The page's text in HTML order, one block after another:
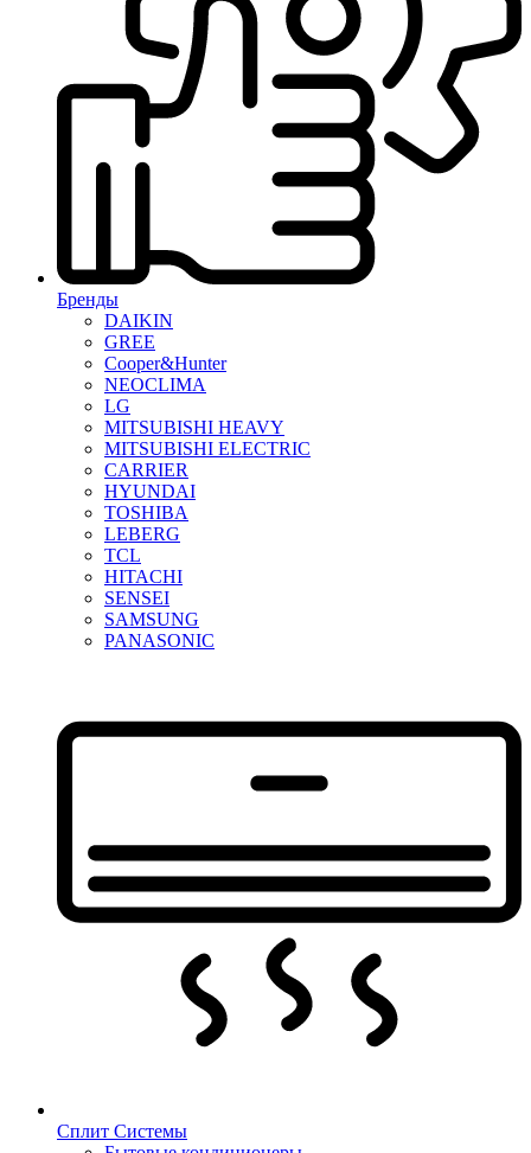
Бренды
DAIKIN
GREE
Cooper&Hunter
NEOCLIMA
LG
MITSUBISHI HEAVY
MITSUBISHI ELECTRIC
CARRIER
HYUNDAI
TOSHIBA
LEBERG
TCL
HITACHI
SENSEI
SAMSUNG
PANASONIC
Сплит Системы